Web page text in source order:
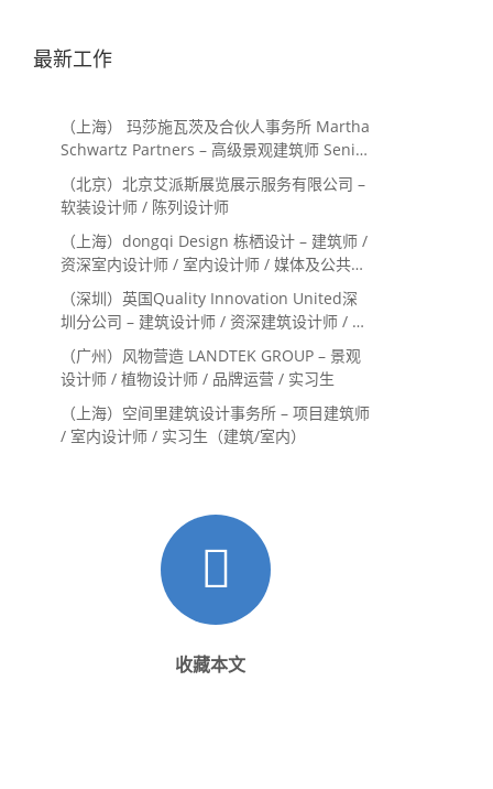
最新工作
（上海） 玛莎施瓦茨及合伙人事务所 Martha
Schwartz Partners – 高级景观建筑师 Senior
Landscape Designer / 景观建筑师
Landscape Designer
（北京）北京艾派斯展览展示服务有限公司 –
软装设计师 / 陈列设计师
（上海）dongqi Design 栋栖设计 – 建筑师 /
资深室内设计师 / 室内设计师 / 媒体及公共关
系主管 / 设计实习生（常年招聘）
（深圳）英国Quality Innovation United深
圳分公司 – 建筑设计师 / 资深建筑设计师 / 室
内设计师 / 设计实习生
（广州）风物营造 LANDTEK GROUP – 景观
设计师 / 植物设计师 / 品牌运营 / 实习生
（上海）空间里建筑设计事务所 – 项目建筑师
/ 室内设计师 / 实习生（建筑/室内）
收藏本文